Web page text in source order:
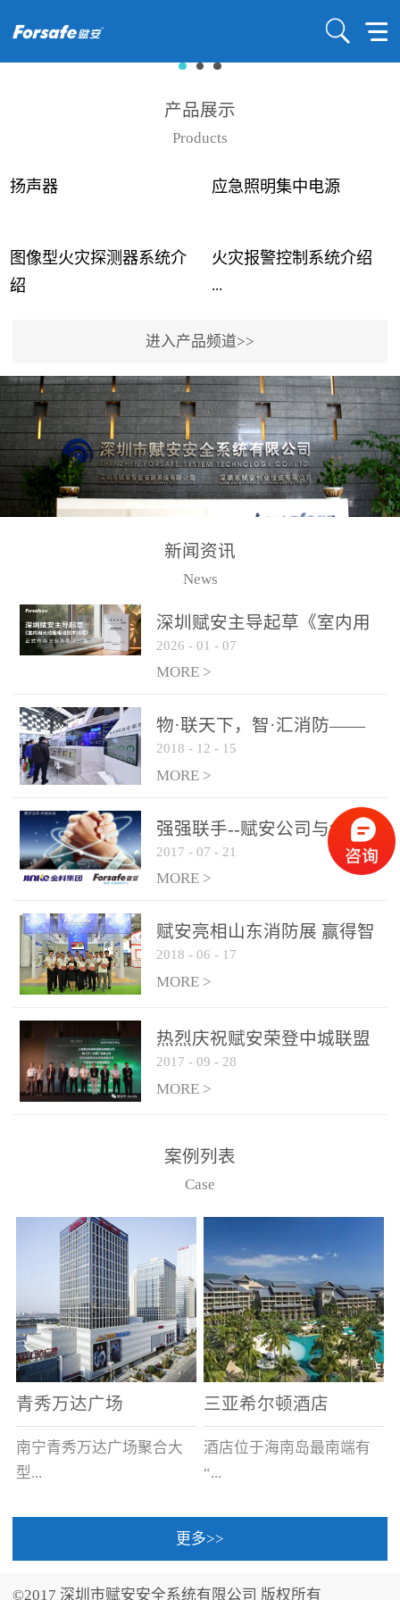
产品展示
Products
扬声器 应急照明集中电源
图像型火灾探测器系统介
绍
...
事故频发，传统的火灾探
测方法已无法满足要求。
尤其是目前众多的大型影
剧院、会议展览中心、体
育馆、大型仓库和隧道空
间等，其建筑结构特殊、
火灾隐患多。一旦发生火
传统的火灾关测器无法被
及时缺发，不能及早发现
和有效扑救火火，这不仅
力和闲难，同时也将造成
巨大的经济损失和社会影
响，基至还会造成人员伤
亡。图像型火灾探测器正
是针对这种高大空间建筑
物的消防设施、设备通过
现场图像的实时获取、预
处理和特征提取分析，实
现火焰的跟踪和识别。能
更早的进行预警，达到早
报早防的效果。 系统构
成示意图： 图像型火灾
和监控端两大部分组成。
两者之间通过以太网相
联，一台监控主机最多可
从监控主机上获取，最多
只能接6台，超过的需从现
火灾报警控制系统介绍
...
用了具有仲裁机制和冗余
校验的总线传输技术、线
路状态检测与保护技术、
后向光电感烟探测技术、
高可靠的系统抗干扰技术
等多项专利技术和专有技
警领域三十多年技术积累
和工程实践的结晶。
进入产品频道>>
新闻资讯
News
深圳赋安主导起草《室内用
光动能电池技术规程》 正式
布局光伏新能源产业
2026 - 01 - 07
MORE >
物·联天下，智·汇消防——
赋安F&S 2018上海消防展圆
满落幕
2018 - 12 - 15
MORE >
强强联手--赋安公司与金科
集团达成战略合作协议
2017 - 07 - 21
MORE >
赋安亮相山东消防展 赢得智
慧消防新荣耀
2018 - 06 - 17
MORE >
热烈庆祝赋安荣登中城联盟
联合采购战略合作平台
2017 - 09 - 28
MORE >
案例列表
Case
青秀万达广场
南宁青秀万达广场聚合大
型...
三亚希尔顿酒店
酒店位于海南岛最南端有
“...
中国的海岛天堂”之美称的
更多>>
©2017 深圳市赋安安全系统有限公司 版权所有